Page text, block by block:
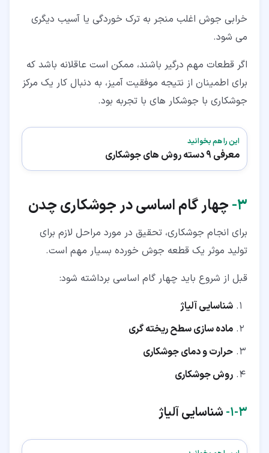
خرابی جوش اغلب منجر به ترک خوردگی یا آسیب دیگری
می شود.
اگر قطعات مهم درگیر باشند، ممکن است عاقلانه باشد که
برای اطمینان از نتیجه موفقیت آمیز، به دنبال کار یک مرکز
جوشکاری با جوشکار های با تجربه بود.
این را هم بخوانید
معرفی 9 دسته روش های جوشکاری
۳‏- چهار گام اساسی در جوشکاری چدن
برای انجام جوشکاری، تحقیق در مورد مراحل لازم برای
تولید موثر یک قطعه جوش خورده بسیار مهم است.
قبل از شروع باید چهار گام اساسی برداشته شود:
شناسایی آلیاژ
ماده سازی سطح ریخته گری
حرارت و دمای جوشکاری
روش جوشکاری
۳‏-‏۱‏- شناسایی آلیاژ